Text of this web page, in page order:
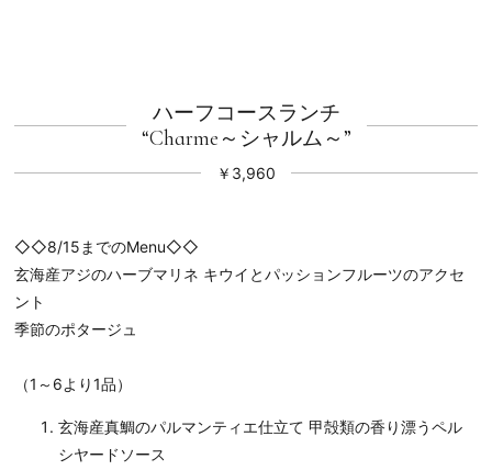
ハーフコースランチ
“Charme～シャルム～”
￥3,960
◇◇8/15までのMenu◇◇
玄海産アジのハーブマリネ キウイとパッションフルーツのアクセ
ント
季節のポタージュ
（1～6より1品）
玄海産真鯛のパルマンティエ仕立て 甲殻類の香り漂うペル
シヤードソース